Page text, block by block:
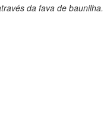
da fava de baunilha.